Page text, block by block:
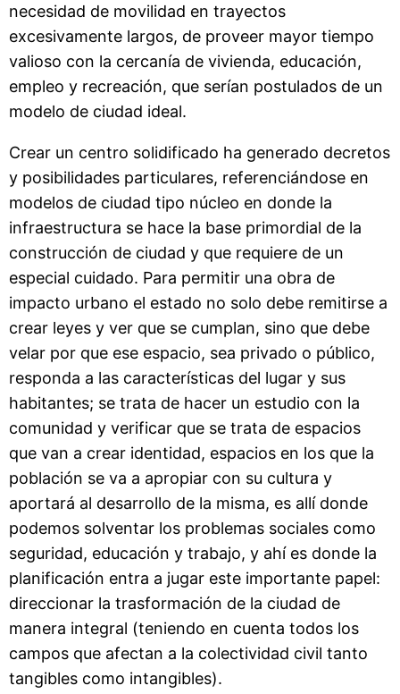
necesidad de movilidad en trayectos
excesivamente largos, de proveer mayor tiempo
valioso con la cercanía de vivienda, educación,
empleo y recreación, que serían postulados de un
modelo de ciudad ideal.
Crear un centro solidificado ha generado decretos
y posibilidades particulares, referenciándose en
modelos de ciudad tipo núcleo en donde la
infraestructura se hace la base primordial de la
construcción de ciudad y que requiere de un
especial cuidado. Para permitir una obra de
impacto urbano el estado no solo debe remitirse a
crear leyes y ver que se cumplan, sino que debe
velar por que ese espacio, sea privado o público,
responda a las características del lugar y sus
habitantes; se trata de hacer un estudio con la
comunidad y verificar que se trata de espacios
que van a crear identidad, espacios en los que la
población se va a apropiar con su cultura y
aportará al desarrollo de la misma, es allí donde
podemos solventar los problemas sociales como
seguridad, educación y trabajo, y ahí es donde la
planificación entra a jugar este importante papel:
direccionar la trasformación de la ciudad de
manera integral (teniendo en cuenta todos los
campos que afectan a la colectividad civil tanto
tangibles como intangibles).